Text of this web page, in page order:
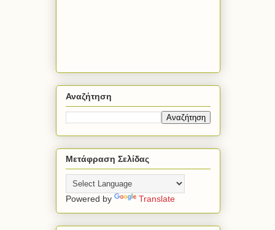
Αναζήτηση
Μετάφραση Σελίδας
Powered by Translate